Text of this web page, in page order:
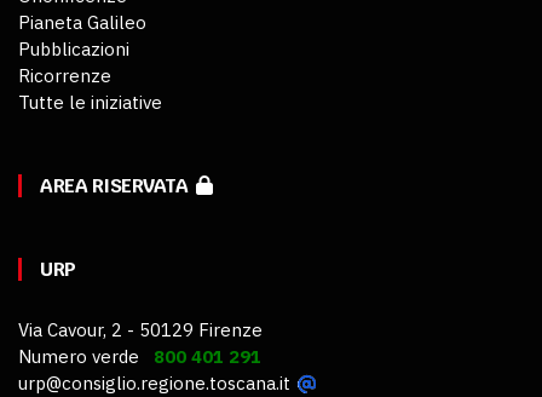
Pianeta Galileo
Pubblicazioni
Ricorrenze
Tutte le iniziative
AREA RISERVATA
URP
Via Cavour, 2 - 50129 Firenze
Numero verde 800 401 291
urp@consiglio.regione.toscana.it